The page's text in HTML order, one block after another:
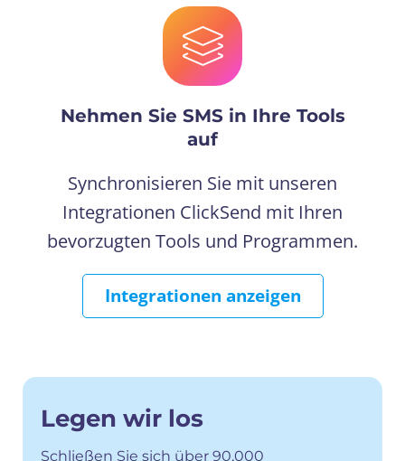
Nehmen Sie SMS in Ihre Tools
auf
Synchronisieren Sie mit unseren
Integrationen ClickSend mit Ihren
bevorzugten Tools und Programmen.
Integrationen anzeigen
Legen wir los
Schließen Sie sich über 90,000